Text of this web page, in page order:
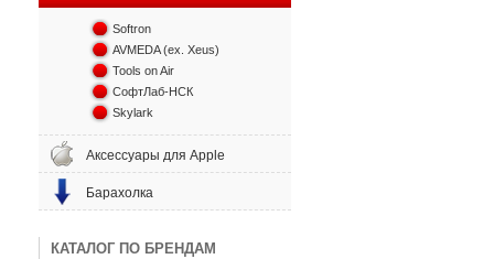
Softron
AVMEDA (ex. Xeus)
Tools on Air
СофтЛаб-НСК
Skylark
Аксессуары для Apple
Барахолка
КАТАЛОГ ПО БРЕНДАМ